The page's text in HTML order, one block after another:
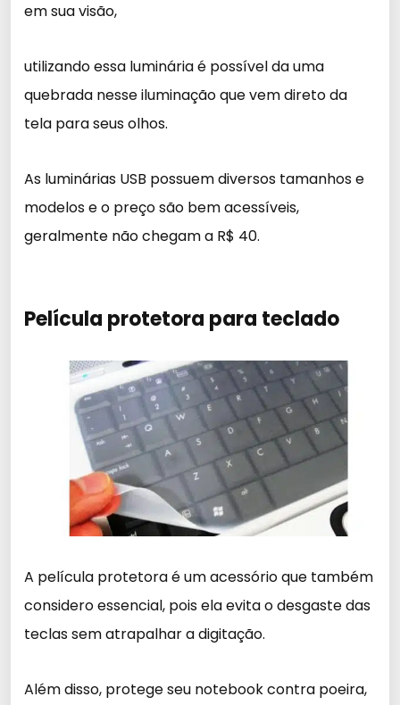
em sua visão,
utilizando essa luminária é possível da uma
quebrada nesse iluminação que vem direto da
tela para seus olhos.
As luminárias USB possuem diversos tamanhos e
modelos e o preço são bem acessíveis,
geralmente não chegam a R$ 40.
Película protetora para teclado
A película protetora é um acessório que também
considero essencial, pois ela evita o desgaste das
teclas sem atrapalhar a digitação.
Além disso, protege seu notebook contra poeira,